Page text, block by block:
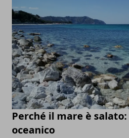
Perché il mare è
oceanico